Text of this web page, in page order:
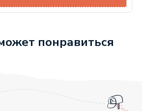
понравиться